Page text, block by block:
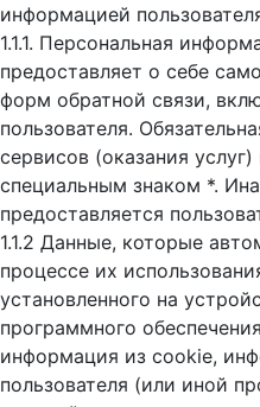
информацией
1.1.1. Персональная
предоставляет о себе
форм обратной связи,
пользователя.
сервисов (оказания
специальным знаком *.
предоставляется
1.1.2 Данные, которые
процессе их
установленного на
программного
информация из cookie,
пользователя (или иной